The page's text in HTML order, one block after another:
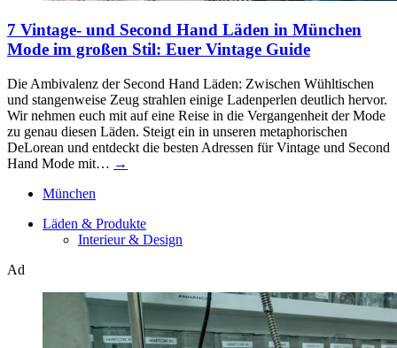
7 Vintage- und Second Hand Läden in München
Mode im großen Stil: Euer Vintage Guide
Die Ambivalenz der Second Hand Läden: Zwischen Wühltischen
und stangenweise Zeug strahlen einige Ladenperlen deutlich hervor.
Wir nehmen euch mit auf eine Reise in die Vergangenheit der Mode
zu genau diesen Läden. Steigt ein in unseren metaphorischen
DeLorean und entdeckt die besten Adressen für Vintage und Second
Hand Mode mit… →
München
Läden & Produkte
Interieur & Design
Ad